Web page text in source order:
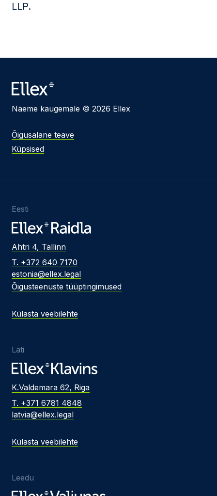
LLP.
Näeme kaugemale © 2026 Ellex
Õigusalane teave
Küpsised
Eesti
Ahtri 4, Tallinn
T. +372 640 7170
estonia@ellex.legal
Õigusteenuste tüüptingimused
Külasta veebilehte
Läti
K.Valdemara 62, Riga
T. +371 6781 4848
latvia@ellex.legal
Külasta veebilehte
Leedu